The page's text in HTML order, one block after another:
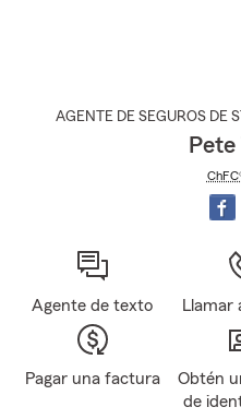
AGENTE DE SEGUROS DE
Agente de texto Llamar
Pagar una factura
Obtén
de